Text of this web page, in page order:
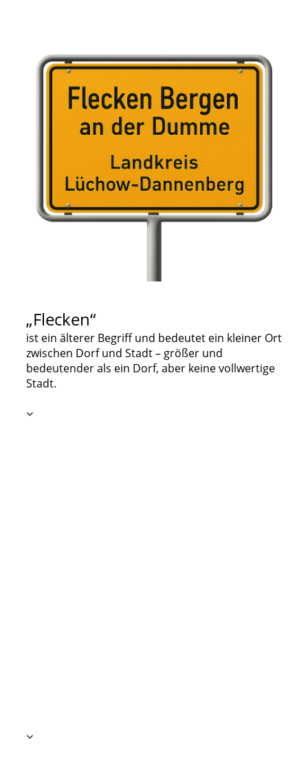
„Flecken“
ist ein älterer Begriff und bedeutet ein kleiner Ort
zwischen Dorf und Stadt – größer und
bedeutender als ein Dorf, aber keine vollwertige
Stadt.